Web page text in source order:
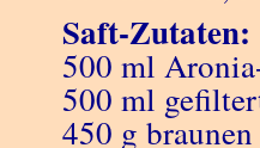
Saft-Zutaten:
500 ml
500 ml
450 g